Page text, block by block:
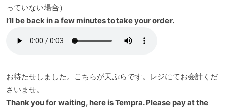
っていない場合）
I’ll be back in a few minutes to take your order.
お待たせしました。こちらが天ぷらです。レジにてお会計くだ
さいませ。
Thank you for waiting, here is Tempra. Please pay at the